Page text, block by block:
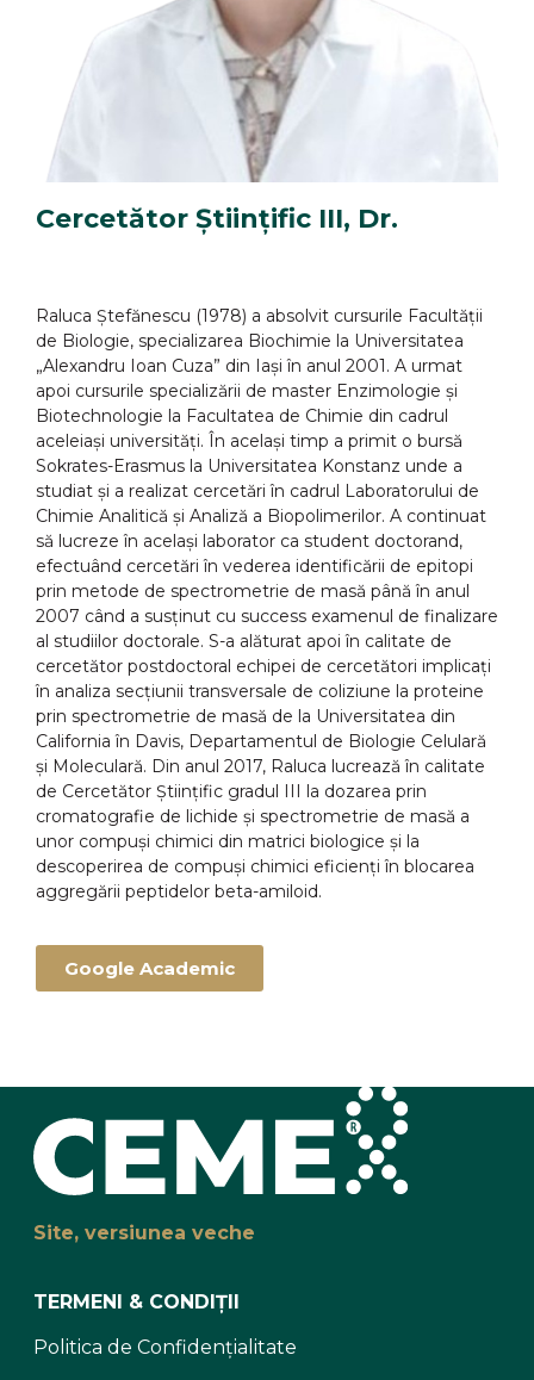
Cercetător Științific III, Dr.
Raluca Ştefănescu (1978) a absolvit cursurile Facultății
de Biologie, specializarea Biochimie la Universitatea
„Alexandru Ioan Cuza” din Iaşi în anul 2001. A urmat
apoi cursurile specializării de master Enzimologie şi
Biotechnologie la Facultatea de Chimie din cadrul
aceleiaşi universități. În acelaşi timp a primit o bursă
Sokrates-Erasmus la Universitatea Konstanz unde a
studiat şi a realizat cercetări în cadrul Laboratorului de
Chimie Analitică şi Analiză a Biopolimerilor. A continuat
să lucreze în acelaşi laborator ca student doctorand,
efectuând cercetări în vederea identificării de epitopi
prin metode de spectrometrie de masă până în anul
2007 când a susținut cu success examenul de finalizare
al studiilor doctorale. S-a alăturat apoi în calitate de
cercetător postdoctoral echipei de cercetători implicați
în analiza secțiunii transversale de coliziune la proteine
prin spectrometrie de masă de la Universitatea din
California în Davis, Departamentul de Biologie Celulară
şi Moleculară. Din anul 2017, Raluca lucrează în calitate
de Cercetător Ştiințific gradul III la dozarea prin
cromatografie de lichide şi spectrometrie de masă a
unor compuşi chimici din matrici biologice şi la
descoperirea de compuşi chimici eficienți în blocarea
aggregării peptidelor beta-amiloid.
Google Academic
Site, versiunea veche
TERMENI & CONDIȚII
Politica de Confidențialitate